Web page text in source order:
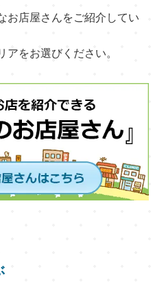
お店屋さんをご紹介してい
アをお選びください。